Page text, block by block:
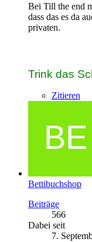
Bei Till the end
dass das es da
privaten.
Trink das
Zitieren
Bettibuchshop
Beiträge
566
Dabei seit
7.